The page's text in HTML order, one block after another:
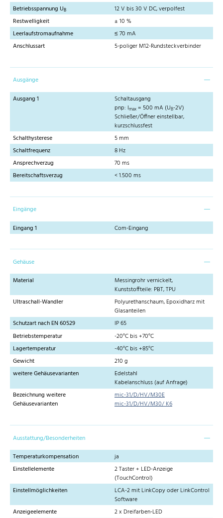
Betriebsspannung UB
12 V bis 30 V DC, verpolfest
Restwelligkeit
± 10 %
Leerlaufstromaufnahme
≤ 70 mA
Anschlussart
5-poliger M12-Rundsteckverbinder
Ausgänge
Ausgang 1
Schaltausgang
pnp: Imax = 500 mA (UB-2V)
Schließer/Öffner einstellbar,
kurzschlussfest
Schalthysterese
5 mm
Schaltfrequenz
8 Hz
Ansprechverzug
70 ms
Bereitschaftsverzug
< 1.500 ms
Eingänge
Eingang 1
Com-Eingang
Gehäuse
Material
Messingrohr vernickelt,
Kunststoffteile: PBT, TPU
Ultraschall-Wandler
Polyurethanschaum, Epoxidharz mit
Glasanteilen
Schutzart nach EN 60529
IP 65
Betriebstemperatur
-20°C bis +70°C
Lagertemperatur
-40°C bis +85°C
Gewicht
210 g
weitere Gehäusevarianten
Edelstahl
Kabelanschluss (auf Anfrage)
Bezeichnung weitere
Gehäusevarianten
mic-31/D/HV/M30E
mic-31/D/HV/M30/ K6
Ausstattung/Besonderheiten
Temperaturkompensation
ja
Einstellelemente
2 Taster + LED-Anzeige
(TouchControl)
Einstellmöglichkeiten
LCA-2 mit LinkCopy oder LinkControl
Software
Anzeigeelemente
2 x Dreifarben-LED